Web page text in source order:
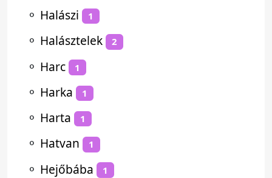
⚬ Halászi 1
⚬ Halásztelek 2
⚬ Harc 1
⚬ Harka 1
⚬ Harta 1
⚬ Hatvan 1
⚬ Hejőbába 1